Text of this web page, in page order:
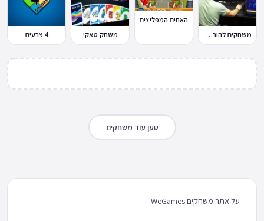
משחקים להורדה למחשב
האחים המפליצים
משחק טאקי
4 צבעים
טען עוד משחקים
על אתר משחקים WeGames